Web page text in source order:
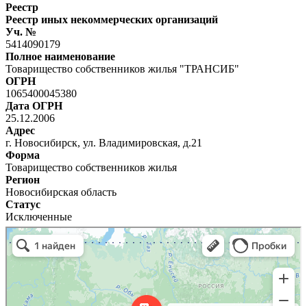
Реестр
Реестр иных некоммерческих организаций
Уч. №
5414090179
Полное наименование
Товарищество собственников жилья "ТРАНСИБ"
ОГРН
1065400045380
Дата ОГРН
25.12.2006
Адрес
г. Новосибирск, ул. Владимировская, д.21
Форма
Товарищество собственников жилья
Регион
Новосибирская область
Статус
Исключенные